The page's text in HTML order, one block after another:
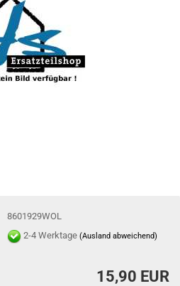
8601929WOL
2-4 Werktage(Ausland abweichend)
15,90 EUR